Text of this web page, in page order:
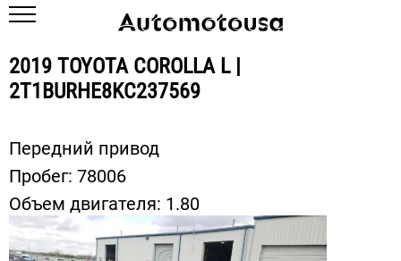
2019 TOYOTA COROLLA L |
2T1BURHE8KC237569
Передний привод
Пробег: 78006
Объем двигателя: 1.80